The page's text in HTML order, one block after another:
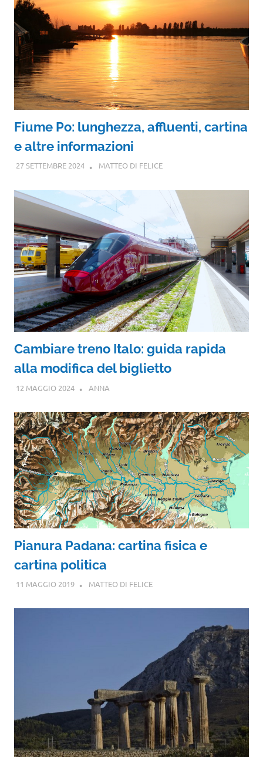
Fiume Po: lunghezza, affluenti, cartina
e altre informazioni
27 SETTEMBRE 2024 MATTEO DI FELICE
Cambiare treno Italo: guida rapida
alla modifica del biglietto
12 MAGGIO 2024 ANNA
Pianura Padana: cartina fisica e
cartina politica
11 MAGGIO 2019 MATTEO DI FELICE